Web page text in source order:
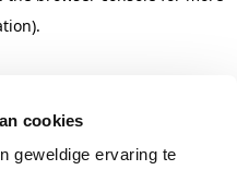
cookies
geweldige ervaring te
.